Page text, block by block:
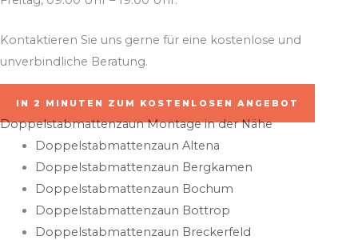
Kontaktieren Sie uns gerne für eine kostenlose und
unverbindliche Beratung.
IN 2 MINUTEN ZUM KOSTENLOSEN ANGEBOT
Doppelstabmattenzaun Montage in der Nähe
Doppelstabmattenzaun Altena
Doppelstabmattenzaun Bergkamen
Doppelstabmattenzaun Bochum
Doppelstabmattenzaun Bottrop
Doppelstabmattenzaun Breckerfeld